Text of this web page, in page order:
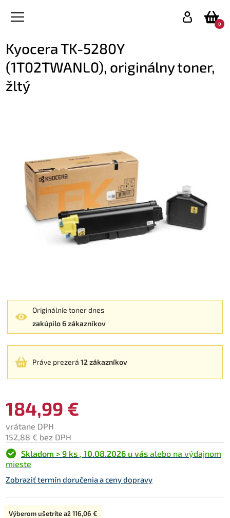
0
Kyocera TK-5280Y
(1T02TWANL0), originálny toner,
žltý
Originálníe toner dnes
zakúpilo 6 zákazníkov
Práve prezerá 12 zákazníkov
184,99 €
vrátane DPH
152,88 € bez DPH
Skladom > 9 ks , 10.08.2026 u vás alebo na výdajnom
mieste
Zobraziť termín doručenia a ceny dopravy
Typ:
Výberom ušetríte až116,06 €